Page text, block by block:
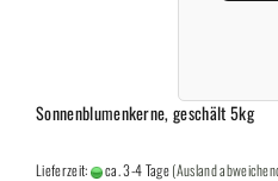
Sonnenblumenkerne, geschält 5kg
Lieferzeit: ca. 3-4 Tage(Ausland